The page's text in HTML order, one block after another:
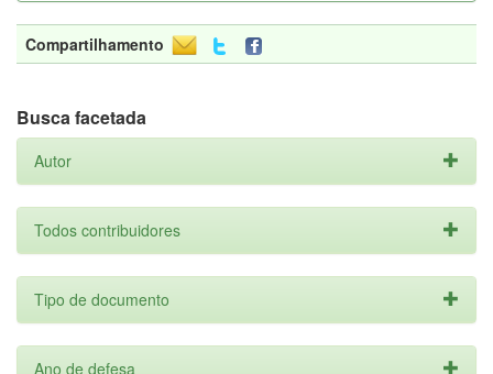
Compartilhamento
Busca facetada
Autor
Todos contribuidores
Tipo de documento
Ano de defesa